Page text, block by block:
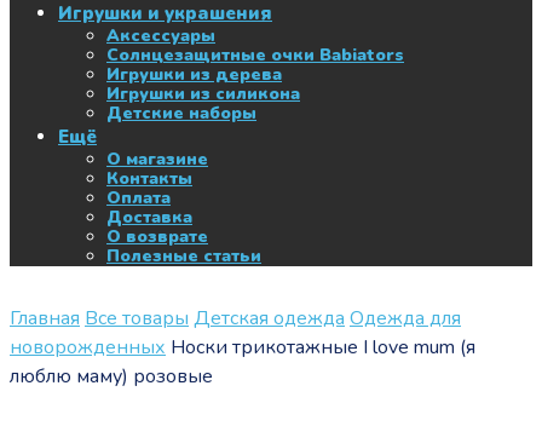
Игрушки и украшения
Аксессуары
Солнцезащитные очки Babiators
Игрушки из дерева
Игрушки из силикона
Детские наборы
Ещё
О магазине
Контакты
Оплата
Доставка
О возврате
Полезные статьи
Главная Все товары Детская одежда Одежда для
новорожденных Носки трикотажные I love mum (я
люблю маму) розовые